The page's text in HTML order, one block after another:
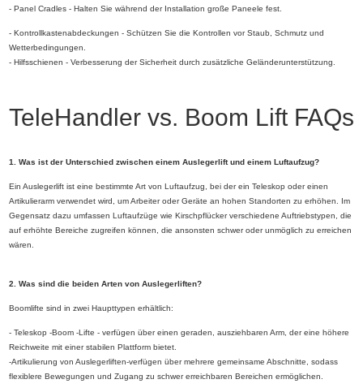
- Panel Cradles - Halten Sie während der Installation große Paneele fest.
- Kontrollkastenabdeckungen - Schützen Sie die Kontrollen vor Staub, Schmutz und
Wetterbedingungen.
- Hilfsschienen - Verbesserung der Sicherheit durch zusätzliche Geländerunterstützung.
TeleHandler vs. Boom Lift FAQs
1. Was ist der Unterschied zwischen einem Auslegerlift und einem Luftaufzug?
Ein Auslegerlift ist eine bestimmte Art von Luftaufzug, bei der ein Teleskop oder einen
Artikulierarm verwendet wird, um Arbeiter oder Geräte an hohen Standorten zu erhöhen. Im
Gegensatz dazu umfassen Luftaufzüge wie Kirschpflücker verschiedene Auftriebstypen, die
auf erhöhte Bereiche zugreifen können, die ansonsten schwer oder unmöglich zu erreichen
wären.
2. Was sind die beiden Arten von Auslegerliften?
Boomlifte sind in zwei Haupttypen erhältlich:
- Teleskop -Boom -Lifte - verfügen über einen geraden, ausziehbaren Arm, der eine höhere
Reichweite mit einer stabilen Plattform bietet.
-Artikulierung von Auslegerliften-verfügen über mehrere gemeinsame Abschnitte, sodass
flexiblere Bewegungen und Zugang zu schwer erreichbaren Bereichen ermöglichen.